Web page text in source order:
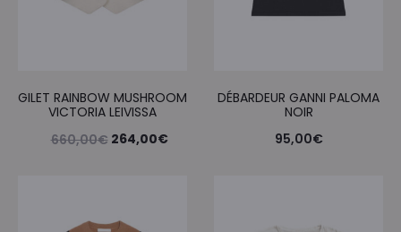
GILET RAINBOW MUSHROOM
VICTORIA LEIVISSA
660,00€ Le
était :
264,00€Le
DÉBARDEUR GANNI PALOMA
NOIR
95,00€